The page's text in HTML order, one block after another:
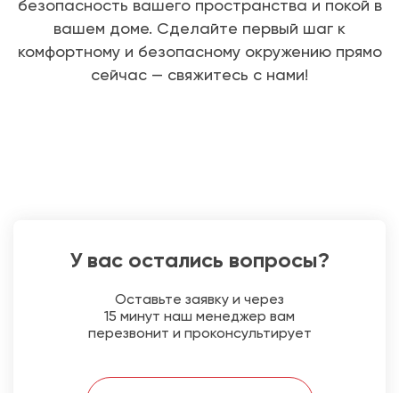
безопасность вашего пространства и покой в
вашем доме. Сделайте первый шаг к
комфортному и безопасному окружению прямо
сейчас — свяжитесь с нами!
У вас остались вопросы?
Оставьте заявку и через
15 минут наш менеджер вам
перезвонит и проконсультирует